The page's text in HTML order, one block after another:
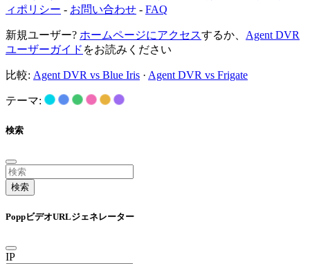
ィポリシー - お問い合わせ - FAQ
新規ユーザー? ホームページにアクセスするか、 Agent DVR
ユーザーガイド をお読みください
比較: Agent DVR vs Blue Iris · Agent DVR vs Frigate
テーマ:
検索
検索
PoppビデオURLジェネレーター
IP